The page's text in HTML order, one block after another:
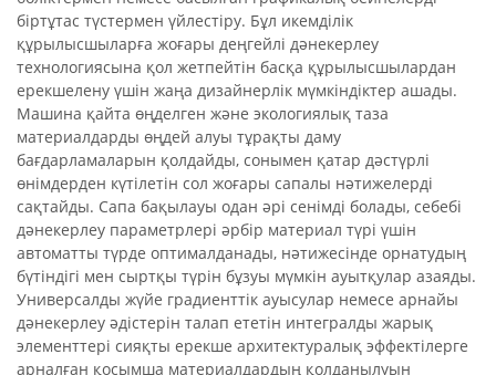
біртұтас түстермен үйлестіру. Бұл икемділік
құрылысшыларға жоғары деңгейлі дәнекерлеу
технологиясына қол жетпейтін басқа құрылысшылардан
ерекшелену үшін жаңа дизайнерлік мүмкіндіктер ашады.
Машина қайта өңделген және экологиялық таза
материалдарды өңдей алуы тұрақты даму
бағдарламаларын қолдайды, сонымен қатар дәстүрлі
өнімдерден күтілетін сол жоғары сапалы нәтижелерді
сақтайды. Сапа бақылауы одан әрі сенімді болады, себебі
дәнекерлеу параметрлері әрбір материал түрі үшін
автоматты түрде оптималданады, нәтижесінде орнатудың
бүтіндігі мен сыртқы түрін бұзуы мүмкін ауытқулар азаяды.
Универсалды жүйе градиенттік ауысулар немесе арнайы
дәнекерлеу әдістерін талап ететін интегралды жарық
элементтері сияқты ерекше архитектуралық эффектілерге
арналған қосымша материалдардың қолданылуын